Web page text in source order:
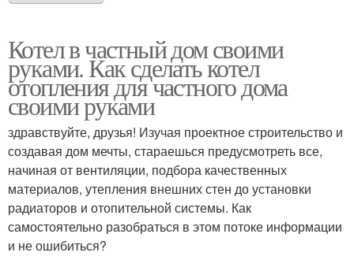
Котел в частный дом своими
руками. Как сделать котел
отопления для частного дома
своими руками
здравствуйте, друзья! Изучая проектное строительство и
создавая дом мечты, стараешься предусмотреть все,
начиная от вентиляции, подбора качественных
материалов, утепления внешних стен до установки
радиаторов и отопительной системы. Как
самостоятельно разобраться в этом потоке информации
и не ошибиться?